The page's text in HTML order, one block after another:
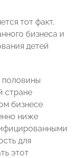
тот факт,
бизнеса и
детей
половины
стране
бизнесе
ниже
для
этот